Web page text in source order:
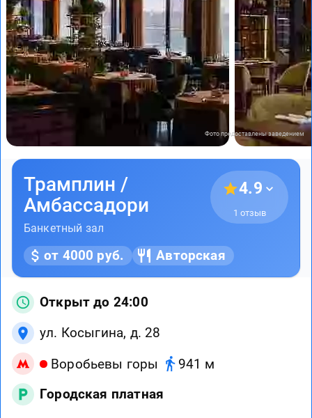
Фото предоставлены заведением
Трамплин /
Амбассадори
Банкетный зал
4.9
1 отзыв
от 4000 руб. Авторская
Открыт до 24:00
ул. Косыгина, д. 28
Воробьевы горы
941 м
Городская платная